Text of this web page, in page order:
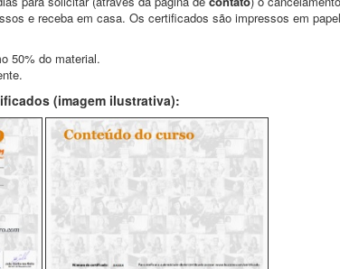
e receba em casa. Os certificados são impressos em
50% do material.
(imagem ilustrativa):